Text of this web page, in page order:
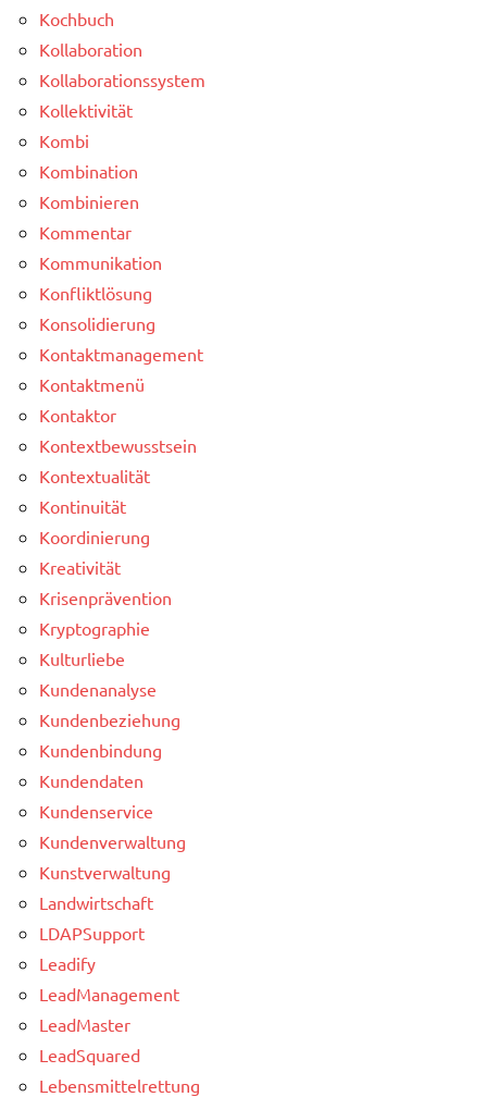
Kochbuch
Kollaboration
Kollaborationssystem
Kollektivität
Kombi
Kombination
Kombinieren
Kommentar
Kommunikation
Konfliktlösung
Konsolidierung
Kontaktmanagement
Kontaktmenü
Kontaktor
Kontextbewusstsein
Kontextualität
Kontinuität
Koordinierung
Kreativität
Krisenprävention
Kryptographie
Kulturliebe
Kundenanalyse
Kundenbeziehung
Kundenbindung
Kundendaten
Kundenservice
Kundenverwaltung
Kunstverwaltung
Landwirtschaft
LDAPSupport
Leadify
LeadManagement
LeadMaster
LeadSquared
Lebensmittelrettung